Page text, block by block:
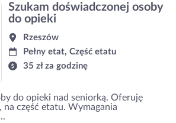
Szukam doświadczonej osoby
do opieki
Rzeszów
Pełny etat, Część etatu
35 zł za godzinę
do opieki nad seniorką. Oferuję
na część etatu. Wymagania